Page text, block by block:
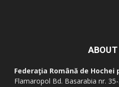
ABOUT
Federaţia Română de Hochei
Flamaropol Bd. Basarabia nr.